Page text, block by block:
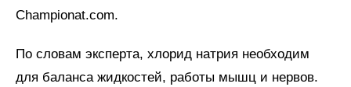
Championat.com.
По словам эксперта, хлорид натрия необходим
для баланса жидкостей, работы мышц и нервов.